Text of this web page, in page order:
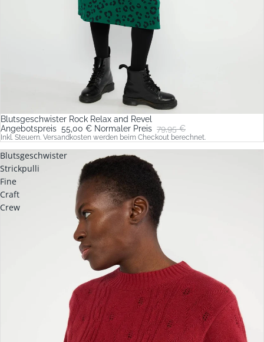
Sale
Blutsgeschwister Rock Relax and Revel
Angebotspreis 55,00 € Normaler Preis 79,95 €
Inkl. Steuern. Versandkosten werden beim Checkout berechnet.
Blutsgeschwister
Strickpulli
Fine
Craft
Crew